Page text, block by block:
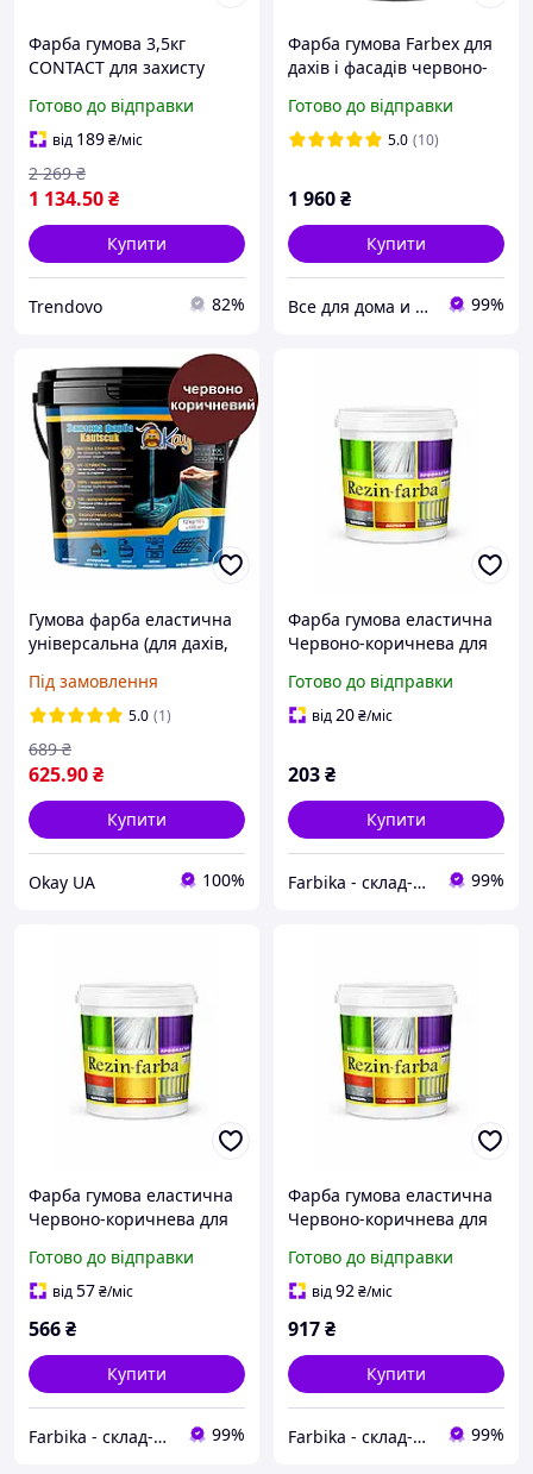
Фарба гумова 3,5кг
CONTACT для захисту
води червоно-коричнева
Готово до відправки
від 189₴/міс
1 134.50₴
2 269 ₴
Купити
Trendovo 82%
Фарба гумова Farbex для
дахів і фасадів червоно-
Готово до відправки
5.0 (10)
1 960₴
Купити
Все для дома и ремонта 99%
Гумова фарба еластична
універсальна (для дахів,
металу) Kautschuk OKAY®,
Червоно-коричнева, 3,5
кг
Під замовлення
5.0 (1)
625.90₴
689 ₴
Купити
Okay UA 100%
Фарба гумова еластична
Червоно-коричнева для
Готово до відправки
від20₴/міс
203₴
Купити
Farbika - склад-магазин будматеріалів 99%
Фарба гумова еластична
Червоно-коричнева для
Готово до відправки
від57₴/міс
566₴
Купити
Farbika - склад-магазин будматеріалів 99%
Фарба гумова еластична
Червоно-коричнева для
Готово до відправки
від92₴/міс
917₴
Купити
Farbika - склад-магазин будматеріалів 99%